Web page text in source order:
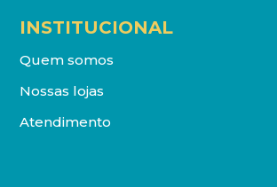
INSTITUCIONAL
Quem somos
Nossas lojas
Atendimento